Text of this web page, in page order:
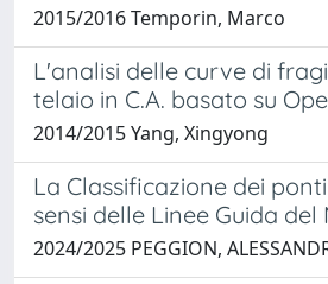
2015/2016 Temporin, Marco
L'analisi delle curve di
telaio in C.A. basato su
2014/2015 Yang, Xingyong
La Classificazione dei
sensi delle Linee Guida del
2024/2025 PEGGION,